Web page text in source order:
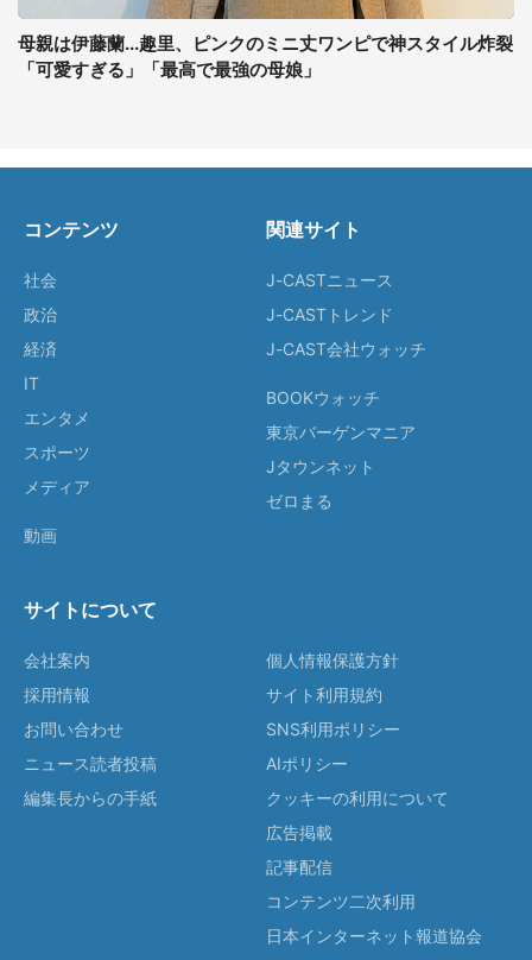
母親は伊藤蘭...趣里、ピンクのミニ丈ワンピで神スタイル炸裂
「可愛すぎる」「最高で最強の母娘」
コンテンツ
社会
政治
経済
IT
エンタメ
スポーツ
メディア
動画
関連サイト
J-CASTニュース
J-CASTトレンド
J-CAST会社ウォッチ
BOOKウォッチ
東京バーゲンマニア
Jタウンネット
ゼロまる
サイトについて
会社案内
採用情報
お問い合わせ
ニュース読者投稿
編集長からの手紙
個人情報保護方針
サイト利用規約
SNS利用ポリシー
AIポリシー
クッキーの利用について
広告掲載
記事配信
コンテンツ二次利用
日本インターネット報道協会